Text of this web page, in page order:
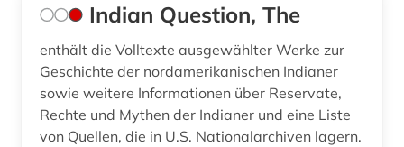
Indian Question, The
enthält die Volltexte ausgewählter Werke zur
Geschichte der nordamerikanischen Indianer
sowie weitere Informationen über Reservate,
Rechte und Mythen der Indianer und eine Liste
von Quellen, die in U.S. Nationalarchiven lagern.